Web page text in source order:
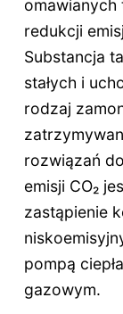
redukcji
Substancja
stałych i
rodzaj
rozwiązań
emisji CO₂
zastąpienie
pompą
gazowym.